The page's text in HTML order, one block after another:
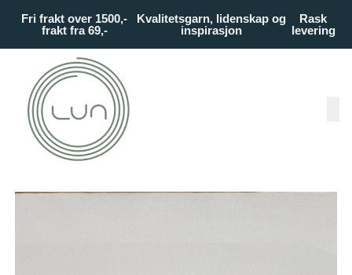
Fri frakt over 1500,-
frakt fra 69,-
Kvalitetsgarn, lidenskap og
inspirasjon
Rask
levering